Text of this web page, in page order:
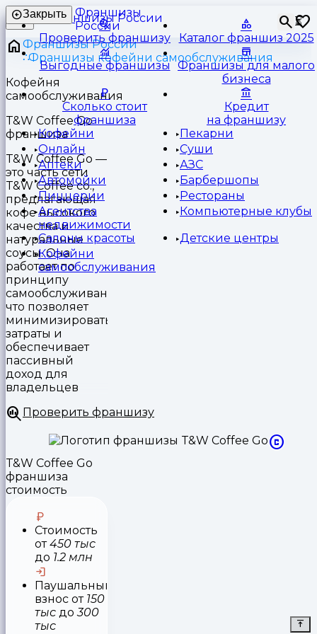
Франшизы
России
⏳
Закрыть
Проверить франшизу Каталог франшиз 2025
Выгодные франшизы Франшизы для малого
бизнеса
Сколько стоит
франшиза
Кредит
на франшизу
Кофейни
Пекарни
Онлайн
Суши
Аптеки
АЗС
Автомойки
Барбершопы
Пиццерии
Рестораны
Агентства
недвижимости
Компьютерные клубы
Салоны красоты
Детские центры
Кофейни
самообслуживания
Франшизы России
Франшизы кофейни самообслуживания
Кофейня
самообслуживания
T&W Coffee Go
франшиза
T&W Coffee Go —
это часть сети
T&W Coffee co.,
предлагающая
кофе высокого
качества и
натуральные
соусы. Она
работает по
принципу
самообслуживания,
что позволяет
минимизировать
затраты и
обеспечивает
пассивный
доход для
владельцев
Проверить франшизу
T&W Coffee Go
франшиза
стоимость
Стоимость
от450 тыс
до 1.2 млн
Паушальный
взнос от 150
тыс до300
тыс